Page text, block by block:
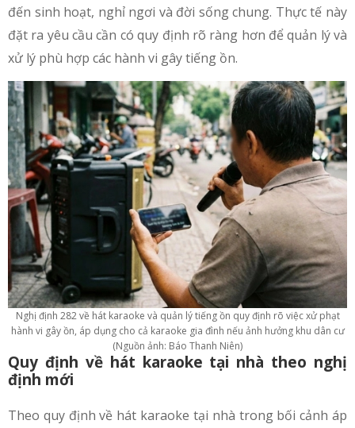
đến sinh hoạt, nghỉ ngơi và đời sống chung. Thực tế này
đặt ra yêu cầu cần có quy định rõ ràng hơn để quản lý và
xử lý phù hợp các hành vi gây tiếng ồn.
Nghị định 282 về hát karaoke và quản lý tiếng ồn quy định rõ việc xử phạt
hành vi gây ồn, áp dụng cho cả karaoke gia đình nếu ảnh hưởng khu dân cư
(Nguồn ảnh: Báo Thanh Niên)
Quy định về hát karaoke tại nhà theo nghị
định mới
Theo quy định về hát karaoke tại nhà trong bối cảnh áp